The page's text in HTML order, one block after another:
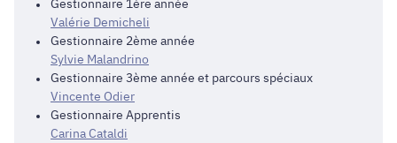
Gestionnaire 1ère année
Valérie Demicheli
Gestionnaire 2ème année
Sylvie Malandrino
Gestionnaire 3ème année et parcours spéciaux
Vincente Odier
Gestionnaire Apprentis
Carina Cataldi